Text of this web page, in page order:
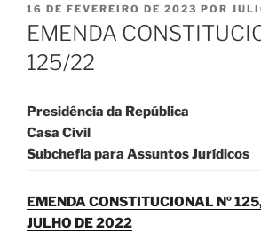
PUBLICADO
EM
16 DE FEVEREIRO DE 2023 POR
EMENDA
125/22
Presidência da República
Casa Civil
Subchefia para Assuntos Jurídicos
EMENDA CONSTITUCIONAL Nº
JULHO DE 2022